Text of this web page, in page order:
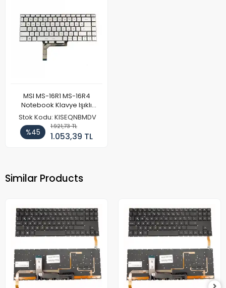
MSI MS-16R1 MS-16R4
Notebook Klavye Işıklı
Gümüş
Stok Kodu: KISEQNBMDV
%45
1.921,73 TL
1.053,39 TL
Similar Products